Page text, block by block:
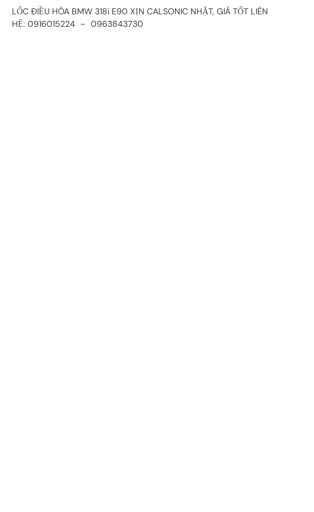
LỐC ĐIỀU HÒA BMW 318i E90 XỊN CALSONIC NHẬT, GIÁ TỐT LIÊN
HỆ: 0916015224 – 0963843730